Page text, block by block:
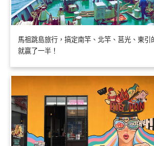
馬祖跳島旅行，搞定南竿、北竿、莒光、東引
就贏了一半！